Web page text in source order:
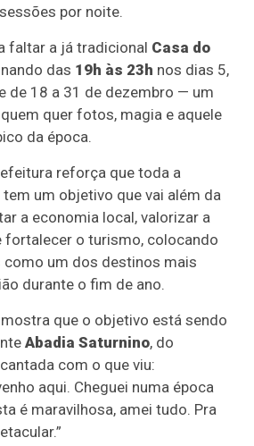
por noite.
faltar a já tradicional Casa do
das 19h às 23h nos dias 5,
de 18 a 31 de dezembro — um
quer fotos, magia e aquele
da época.
reforça que toda a
um objetivo que vai além da
a economia local, valorizar a
fortalecer o turismo, colocando
como um dos destinos mais
durante o fim de ano.
que o objetivo está sendo
Abadia Saturnino, do
com o que viu:
aqui. Cheguei numa época
é maravilhosa, amei tudo. Pra